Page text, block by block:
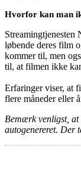
Hvorfor kan man
løbende deres film
kommer til, men
til, at filmen ikke
Erfaringer viser, at
flere måneder eller
Bemærk venligst,
autogenereret. Der